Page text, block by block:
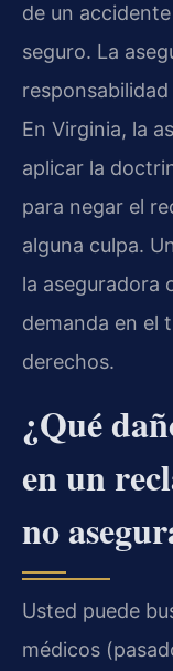
de un
seguro. La
En Virginia, la
aplicar la
para negar el
alguna culpa.
la aseguradora
demanda en el
derechos.
¿Qué
en un
no
Usted puede
médicos